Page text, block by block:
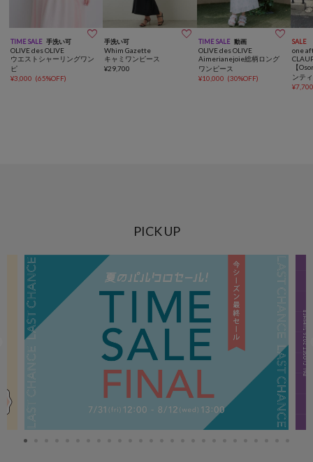
TIME SALE 手洗い可 
OLIVE des OLIVE
ウエストシャーリングワン
ピ
¥3,000 (65%OFF)
手洗い可 
Whim Gazette
キャミワンピース
¥29,700
TIME SALE 動画 
OLIVE des OLIVE
Aimerianejoie総柄ロング
ワンピース
¥10,000 (30%OFF)
SALE
one
【Osoroi
ンテ
ワンピ
¥
PICK UP